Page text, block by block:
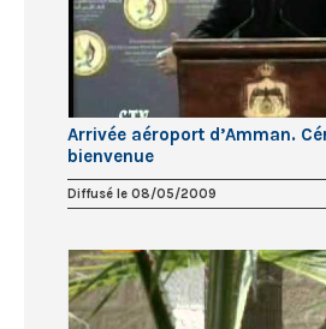
Arrivée aéroport d’Amman.
bienvenue
Diffusé le 08/05/2009